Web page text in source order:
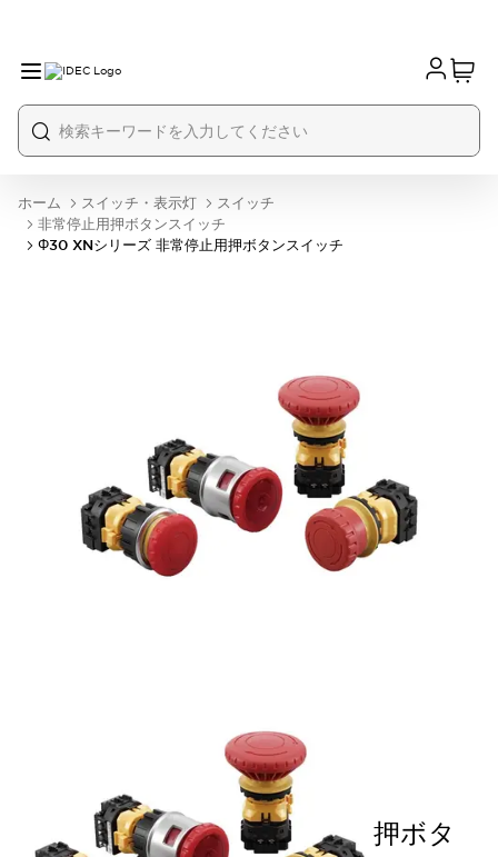
ホーム スイッチ・表示灯
スイッチ
非常停止用押ボタンスイッチ
Φ30 XNシリーズ 非常停止用押ボタンスイッチ
Φ30 XNシリーズ 非常停止用押ボタ